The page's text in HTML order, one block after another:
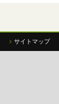
サイトマップ